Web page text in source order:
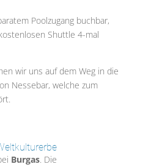
Poolzugang buchbar,
Shuttle 4-mal
wir uns auf dem Weg in die
Nessebar, welche zum
Burgas. Die